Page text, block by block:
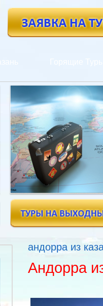
андорра из
Андорра